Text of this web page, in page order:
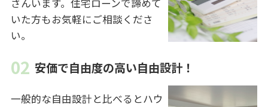
さんいます。住宅ローンで諦めて
いた方もお気軽にご相談くださ
い。
安価で自由度の高い自由設計！
一般的な自由設計と比べるとハウ